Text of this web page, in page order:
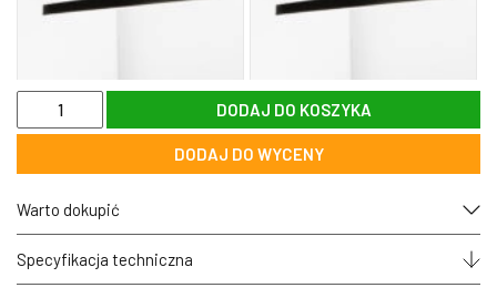
ilość
Lampa
LED
liniowa
wisząca
zoomLED®
L5
CRI>90
biała
DODAJ DO KOSZYKA
DODAJ DO WYCENY
Warto dokupić
Specyfikacja techniczna